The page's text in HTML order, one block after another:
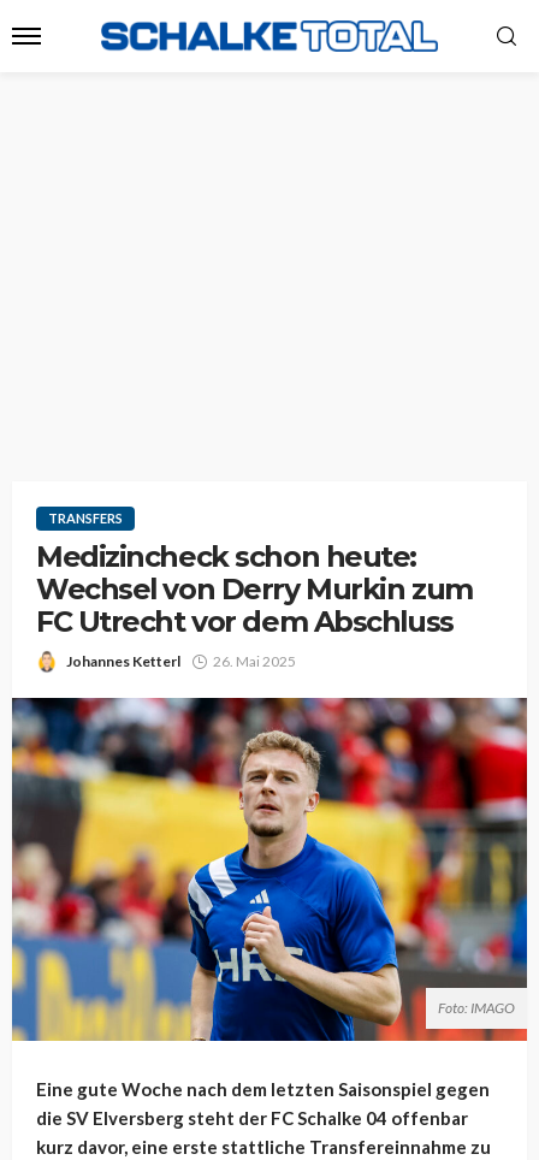
TRANSFERS
Medizincheck schon heute:
Wechsel von Derry Murkin zum
FC Utrecht vor dem Abschluss
Johannes Ketterl 26. Mai 2025
Foto: IMAGO
Eine gute Woche nach dem letzten Saisonspiel gegen
die SV Elversberg steht der FC Schalke 04 offenbar
kurz davor, eine erste stattliche Transfereinnahme zu